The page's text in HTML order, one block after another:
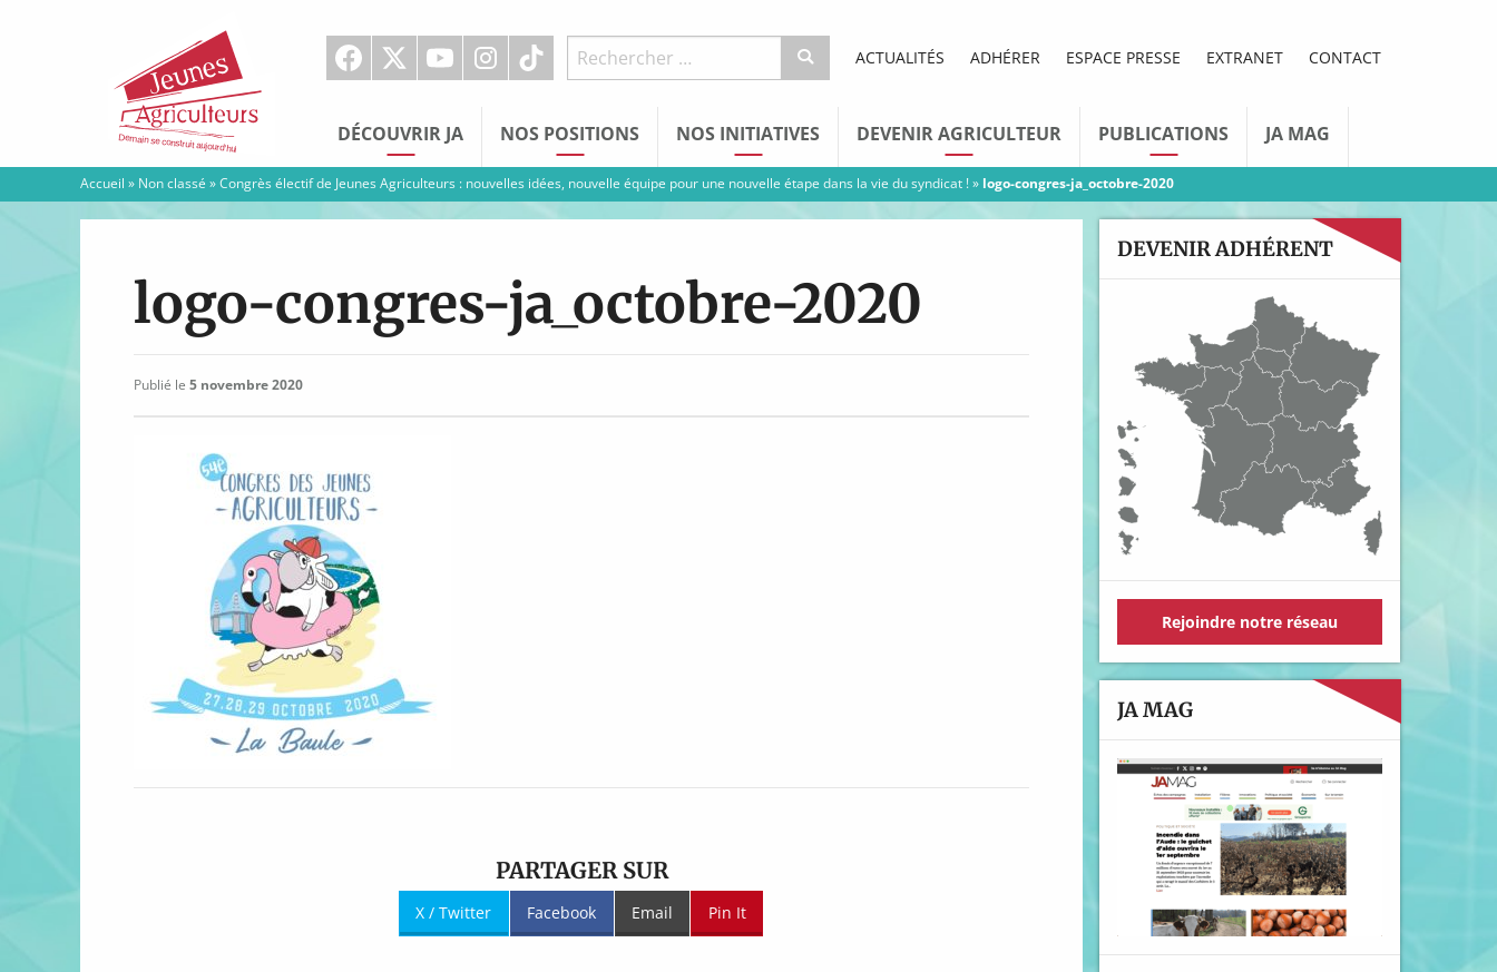
Agriculteurs
ACTUALITÉS ADHÉRER ESPACE PRESSE EXTRANET CONTACT
DÉCOUVRIR JA NOS POSITIONS NOS INITIATIVES DEVENIR AGRICULTEUR PUBLICATIONS JA MAG
Accueil » Non classé »Congrès électif de Jeunes Agriculteurs : nouvelles idées, nouvelle équipe pour une nouvelle étape dans la vie du syndicat !» logo-congres-ja_octobre-2020
logo-congres-ja_octobre-2020
Publié le 5 novembre 2020
PARTAGER SUR
X / Twitter Facebook Email Pin It
DEVENIR ADHÉRENT
Rejoindre notre réseau
JA MAG